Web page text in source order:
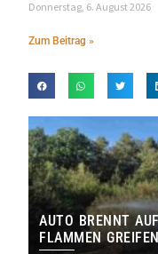
Donnerstag, 6. August 2026
Zum Beitrag »
AUTO BRENNT
FLAMMEN